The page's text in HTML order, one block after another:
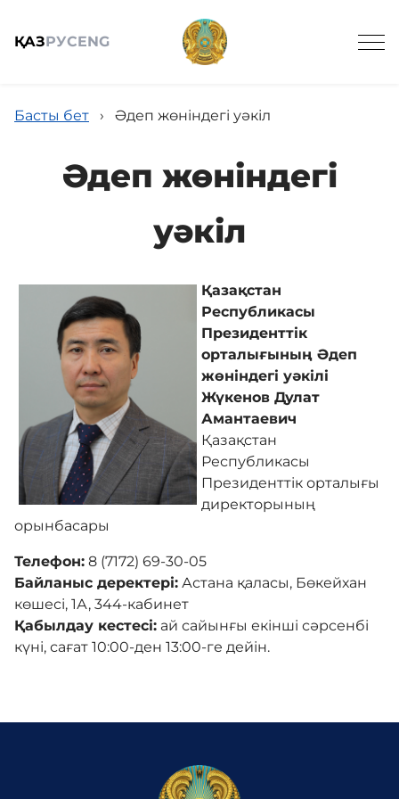
ҚАЗРУСENG
Жаңалықтар
Жұмыс кестесі
Сыбайлас жемқорлыққа қарсы іс-қимыл
Балдырғандар музей әлемімен танысты
3D тур
Көпфункционалды зал
Нашар көретіндерге
арналған нұсқа
Басты бет › Әдеп жөніндегі уәкіл
Әдеп жөніндегі
уәкіл
Қазақстан
Республикасы
Президенттік
орталығының Әдеп
жөніндегі уәкілі
Жүкенов Дулат
Амантаевич
Қазақстан
Республикасы
Президенттік орталығы
директорының
орынбасары
Телефон: 8 (7172) 69-30-05
Байланыс деректері: Астана қаласы, Бөкейхан
көшесі, 1А, 344-кабинет
Қабылдау кестесі: ай сайынғы екінші сәрсенбі
күні, сағат 10:00-ден 13:00-ге дейін.